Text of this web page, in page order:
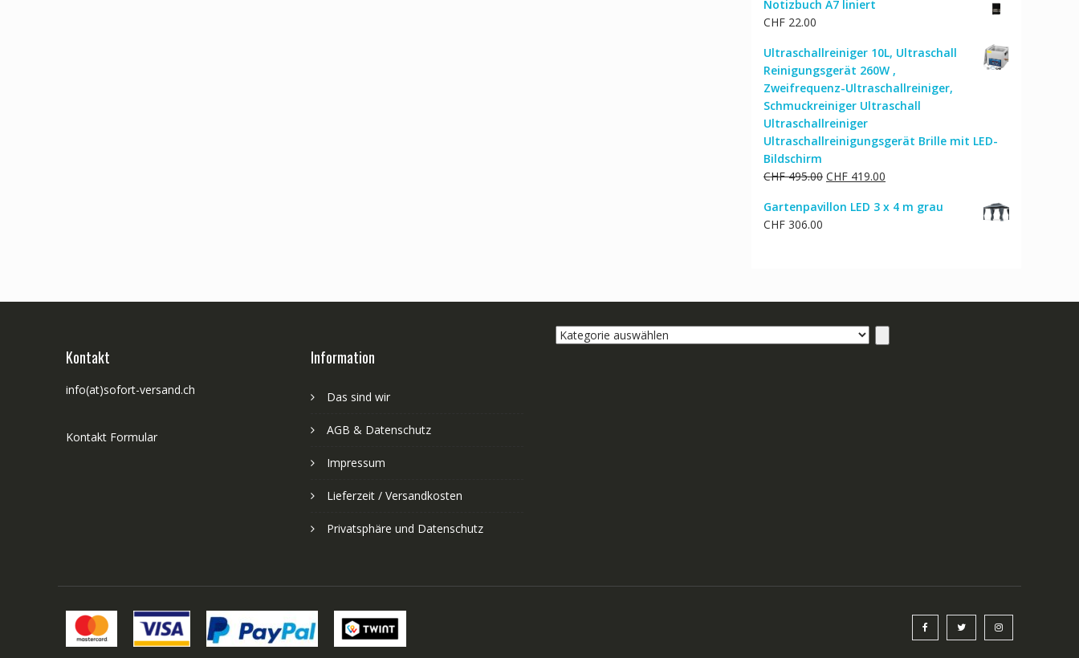
war:
Notizbuch A7 liniert
CHF 22.00
Ultraschallreiniger 10L, Ultraschall
Reinigungsgerät 260W ,
Zweifrequenz-Ultraschallreiniger,
Schmuckreiniger Ultraschall
Ultraschallreiniger
Ultraschallreinigungsgerät Brille mit LED-
Bildschirm
CHF495.00 Ursprünglicher
war:
CHF 419.00
ist:
Gartenpavillon LED 3 x 4 m grau
CHF 306.00
Kontakt
info(at)sofort-versand.ch
Kontakt Formular
Information
Das sind wir
AGB & Datenschutz
Impressum
Lieferzeit / Versandkosten
Privatsphäre und Datenschutz
Kategorie